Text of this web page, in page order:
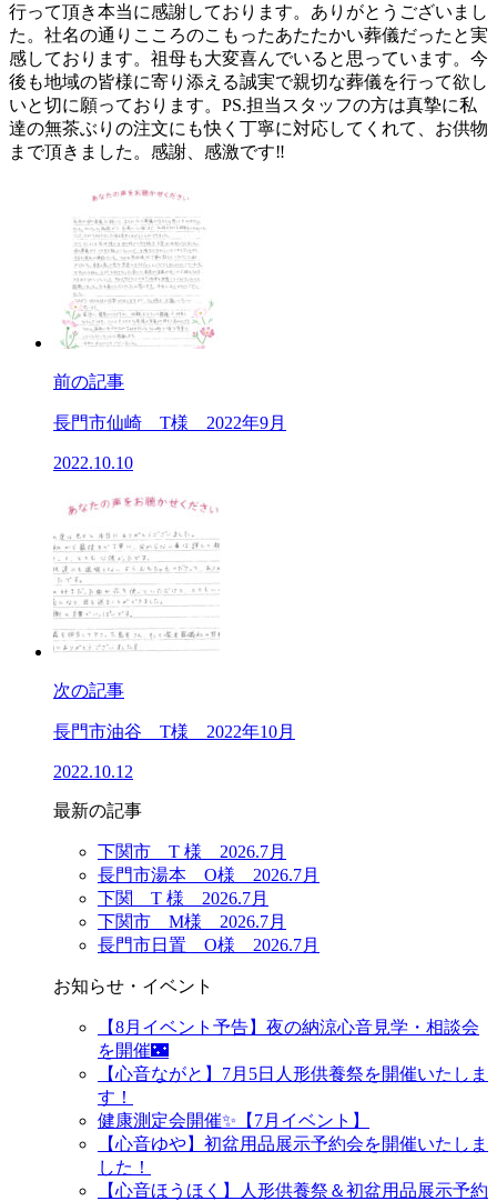
行って頂き本当に感謝しております。ありがとうございまし
た。社名の通りこころのこもったあたたかい葬儀だったと実
感しております。祖母も大変喜んでいると思っています。今
後も地域の皆様に寄り添える誠実で親切な葬儀を行って欲し
いと切に願っております。PS.担当スタッフの方は真摯に私
達の無茶ぶりの注文にも快く丁寧に対応してくれて、お供物
まで頂きました。感謝、感激です‼
前の記事
長門市仙崎 T様 2022年9月
2022.10.10
次の記事
長門市油谷 T様 2022年10月
2022.10.12
最新の記事
下関市 T 様 2026.7月
長門市湯本 O様 2026.7月
下関 T 様 2026.7月
下関市 M様 2026.7月
長門市日置 O様 2026.7月
お知らせ・イベント
【8月イベント予告】夜の納涼心音見学・相談会
を開催🌃
【心音ながと】7月5日人形供養祭を開催いたしま
す！
健康測定会開催✨【7月イベント】
【心音ゆや】初盆用品展示予約会を開催いたしま
した！
【心音ほうほく】人形供養祭＆初盆用品展示予約